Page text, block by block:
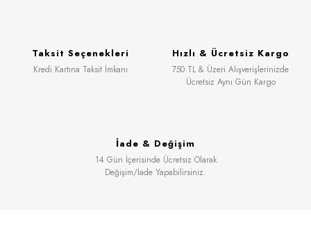
Taksit Seçenekleri
Kredi Kartına Taksit İmkanı
Hızlı & Ücretsiz Kargo
750 TL & Üzeri Alışverişlerinizde
Ücretsiz Aynı Gün Kargo
İade & Değişim
14 Gün İçerisinde Ücretsiz Olarak
Değişim/İade Yapabilirsiniz.